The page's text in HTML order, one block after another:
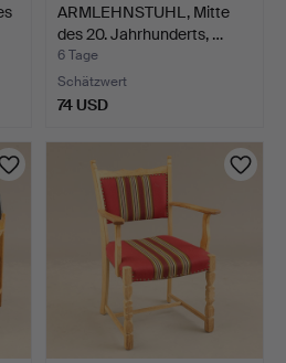
ARMLEHNSTUHL, Mitte
des 20. Jahrhunderts, …
6 Tage
Schätzwert
74 USD